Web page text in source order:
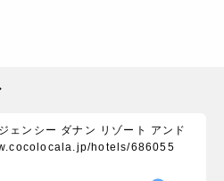
ェンシー ダナン リゾート アンド
hotels/686055